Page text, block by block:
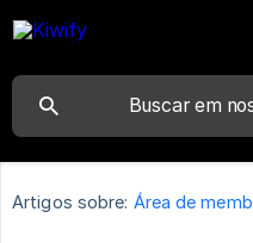
Artigos sobre: Área de